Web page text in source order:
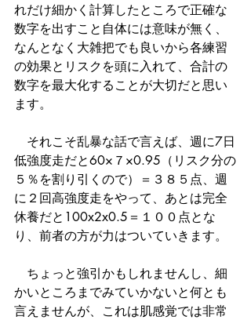
れだけ細かく計算したところで正確な
数字を出すこと自体には意味が無く、
なんとなく大雑把でも良いから各練習
の効果とリスクを頭に入れて、合計の
数字を最大化することが大切だと思い
ます。
それこそ乱暴な話で言えば、週に7日
低強度走だと60×７×0.95（リスク分の
５％を割り引くので）＝３８５点、週
に２回高強度走をやって、あとは完全
休養だと100x2x0.5＝１００点とな
り、前者の方が力はついていきます。
ちょっと強引かもしれませんし、細
かいところまでみていかないと何とも
言えませんが、これは肌感覚では非常